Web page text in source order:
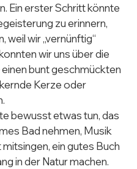
Ein erster Schritt könnte
zu erinnern,
weil wir „vernünftig“
wir uns über die
bunt geschmückten
Kerze oder
bewusst etwas tun, das
Bad nehmen, Musik
ein gutes Buch
in der Natur machen.